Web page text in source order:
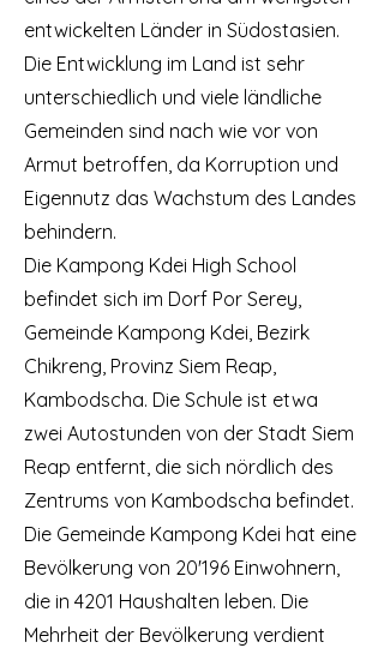
entwickelten Länder in Südostasien.
Die Entwicklung im Land ist sehr
unterschiedlich und viele ländliche
Gemeinden sind nach wie vor von
Armut betroffen, da Korruption und
Eigennutz das Wachstum des Landes
behindern.
Die Kampong Kdei High School
befindet sich im Dorf Por Serey,
Gemeinde Kampong Kdei, Bezirk
Chikreng, Provinz Siem Reap,
Kambodscha. Die Schule ist etwa
zwei Autostunden von der Stadt Siem
Reap entfernt, die sich nördlich des
Zentrums von Kambodscha befindet.
Die Gemeinde Kampong Kdei hat eine
Bevölkerung von 20'196 Einwohnern,
die in 4201 Haushalten leben. Die
Mehrheit der Bevölkerung verdient